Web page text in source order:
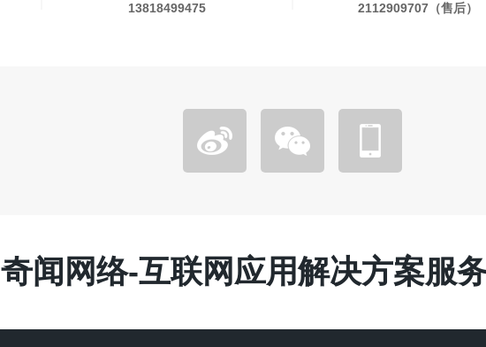
13818499475
2112909707（售后）
奇闻网络-互联网应用解决方案服